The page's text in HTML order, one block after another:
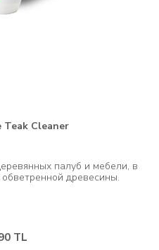
Teak Cleaner
палуб и мебели, в
TL